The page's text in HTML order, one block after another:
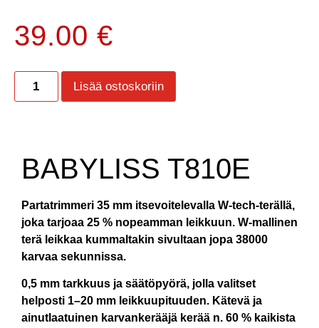
39.00 €
Lisää ostoskoriin
BABYLISS T810E
Partatrimmeri 35 mm itsevoitelevalla W-tech-terällä,
joka tarjoaa 25 % nopeamman leikkuun. W-mallinen
terä leikkaa kummaltakin sivultaan jopa 38000
karvaa sekunnissa.
0,5 mm tarkkuus ja säätöpyörä, jolla valitset
helposti 1–20 mm leikkuupituuden. Kätevä ja
ainutlaatuinen karvankerääjä kerää n. 60 % kaikista